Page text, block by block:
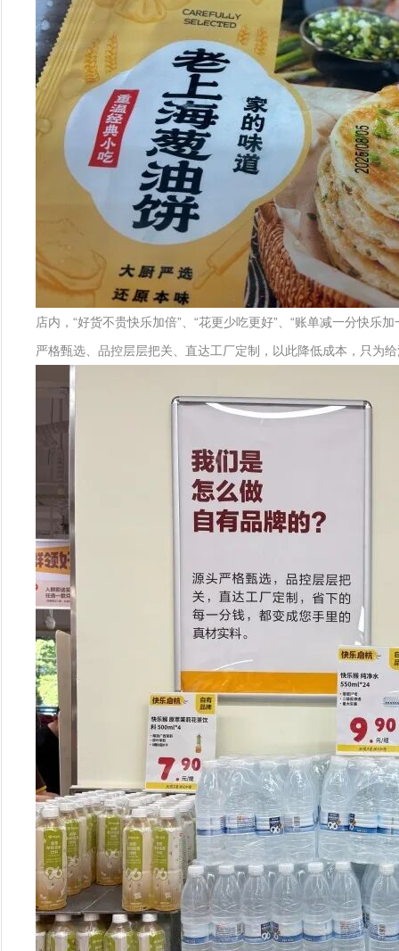
店内，“好货不贵快乐加倍”、“花更少吃更好”、“账单减一分快
严格甄选、品控层层把关、直达工厂定制，以此降低成本，只为